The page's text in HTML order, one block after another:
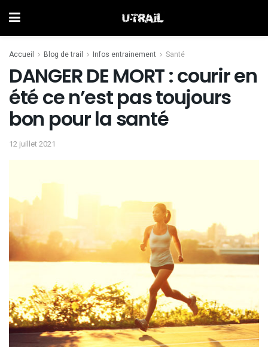
Accueil Blog de trail Infos entrainement Santé
DANGER DE MORT : courir en
été ce n’est pas toujours
bon pour la santé
12 juillet 2021